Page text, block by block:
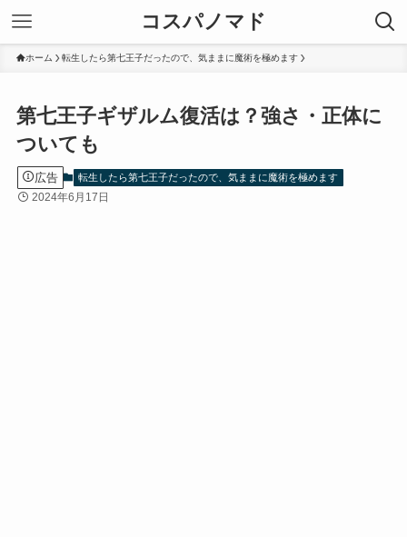
コスパノマド
ホーム 転生したら第七王子だったので、気ままに魔術を極めます
第七王子ギザルム復活は？強さ・正体に
ついても
広告 転生したら第七王子だったので、気ままに魔術を極めます
2024年6月17日